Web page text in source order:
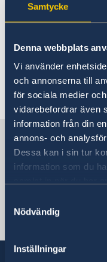
Samtycke
Denna webbplats
Vi använder
och annonserna till
för sociala medier
vidarebefordrar även
information från din
annons- och
Dessa kan i sin tur
information som du
Nödvändig
Inställningar
Hjälp till
Akut hjälp
Ekonomiskt
Frihetsberövade/
Dödsfall
Pass utomlands
Förlust av pass
Förnyelse av pass
Provisoriskt pass
Gifta sig utomlands
Legaliseringar
Avgifter
Service för
Svenska företag i
Anmäla
Reseinformation
Allmänna
Terrorism
In- och
Akut hjälp
Här finns för
information.
information om
till ambassaden
Sverige i
Sveriges